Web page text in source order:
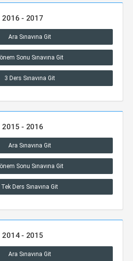
2016 - 2017
Ara Sınavına Git
Sonu Sınavına Git
3 Ders Sınavına Git
2015 - 2016
Ara Sınavına Git
Sonu Sınavına Git
Tek Ders Sınavına Git
2014 - 2015
Ara Sınavına Git